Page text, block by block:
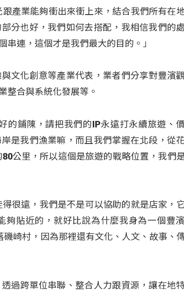
產業能夠衝出來衝上來，結合我們所有在
分也好，我們如何去搭配，我相信我們的
連，這個才是我們最大的目的。」
文化創意等產業代表，業者們分享對豐濱
整合與系統化發展等。
的鋪陳，請把我們的IP永遠打永續旅遊、
是我們漁業嘛，而且我們掌握在北段，從
公里，所以這個是旅遊的戰略位置，我們
很遠，我們是不是可以協助的就是店家，
貼近的，就好比說為什麼我身為一個豐
崎村，因為那裡還有文化、人文、故事、
過跨單位串聯、整合人力跟資源，讓在地